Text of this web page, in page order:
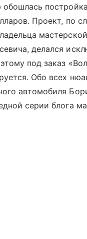
Проект, по
мастерской
делался
под заказ
Обо всех
автомобиля
серии блога